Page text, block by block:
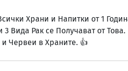
Храни и Напитки от 1
Вида Рак се Получават от Това.
Червеи в Храните. 👍